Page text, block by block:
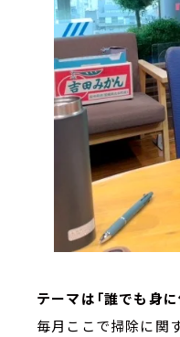
テーマは「誰でも身
毎月ここで掃除に関